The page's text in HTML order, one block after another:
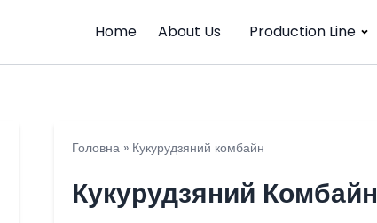
Home About Us Production Line
Головна » Кукурудзяний комбайн
Кукурудзяний Комбайн